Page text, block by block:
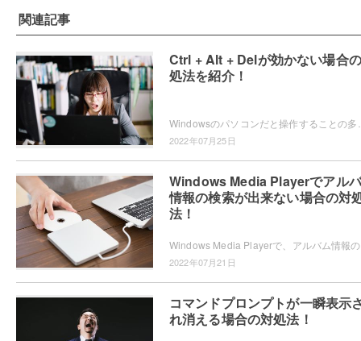
関連記事
Ctrl + Alt + Delが効かない場合
処法を紹介！
2022年07月25日
Windows Media Playerでアル
情報の検索が出来ない場合の対
法！
2022年07月21日
コマンドプロンプトが一瞬表示
れ消える場合の対処法！